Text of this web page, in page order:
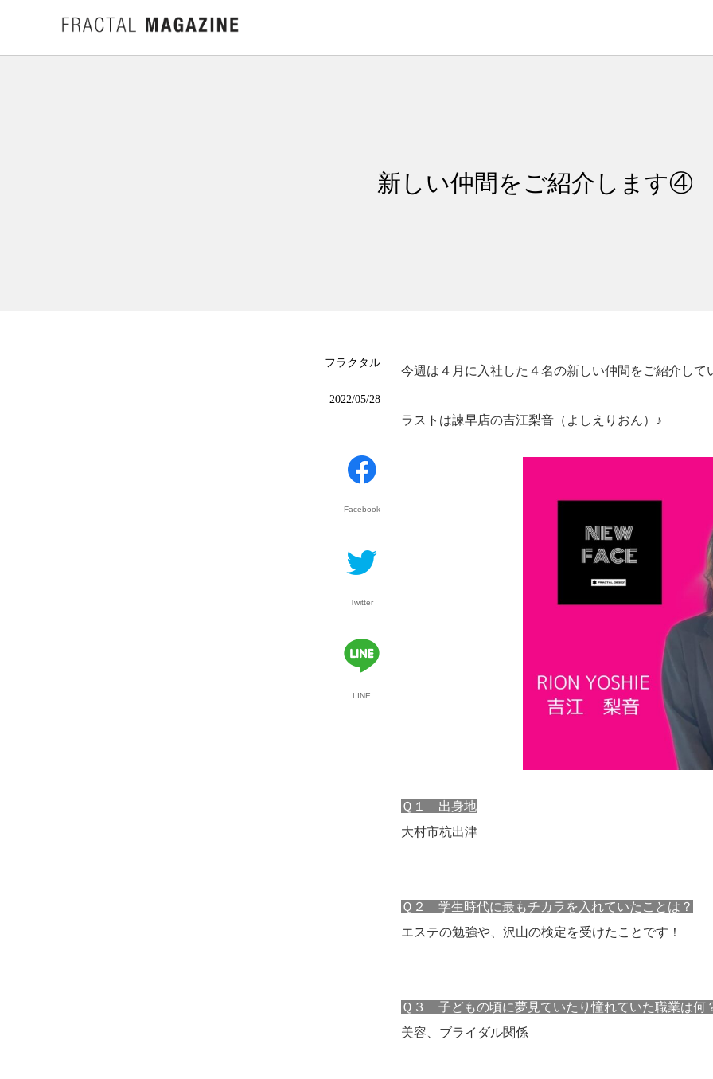
新しい仲間をご紹介します④
フラクタル
2022/05/28
Facebook
Twitter
LINE
今週は４月に入社した４名の新しい仲間をご紹介して
ラストは諫早店の吉江梨音（よしえりおん）♪
Ｑ１ 出身地
大村市杭出津
Ｑ２ 学生時代に最もチカラを入れていたことは？
エステの勉強や、沢山の検定を受けたことです！
Ｑ３ 子どもの頃に夢見ていたり憧れていた職業は何
美容、ブライダル関係